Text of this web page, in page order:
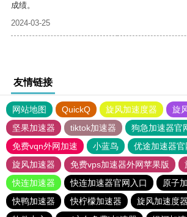
成绩。
2024-03-25
友情链接
网站地图 QuickQ 旋风加速度器
旋
坚果加速器
tiktok加速器
狗急加速器官
免费vqn外网加速
小蓝鸟 优途加速器官
旋风加速器
免费vps加速器外网苹果版
快连加速器
快连加速器官网入口
原子
快鸭加速器
快柠檬加速器 旋风加速度器